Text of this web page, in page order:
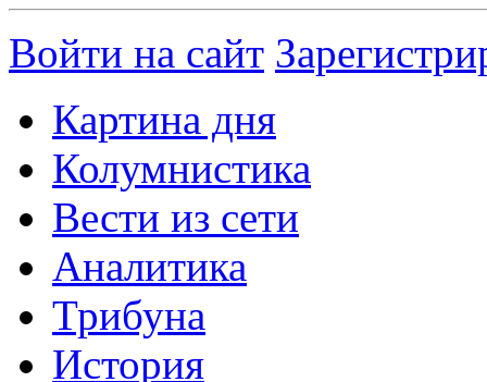
Войти на сайт
Картина дня
Колумнистика
Вести из сети
Аналитика
Трибуна
История